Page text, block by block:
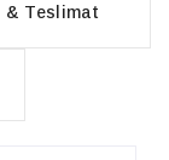
& Teslimat